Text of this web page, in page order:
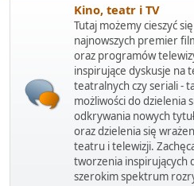
Kino, teatr i TV
Tutaj możemy cieszyć
najnowszych premier
oraz programów
inspirujące dyskusje na
teatralnych czy seriali -
możliwości do dzielenia
odkrywania nowych
oraz dzielenia się
teatru i telewizji.
tworzenia inspirujących
szerokim spektrum